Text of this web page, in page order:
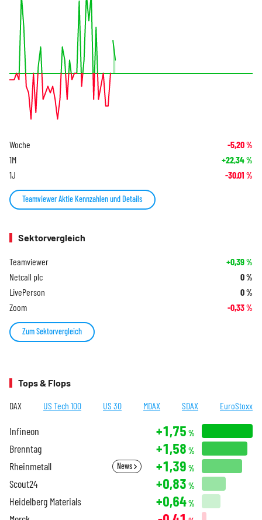
Woche -5,20%
1M +22,34%
1J -30,01 %
Teamviewer Aktie Kennzahlen und Details
Sektorvergleich
Teamviewer +0,39%
Netcall plc 0%
LivePerson 0%
Zoom -0,33%
Zum Sektorvergleich
Tops & Flops
DAX US Tech 100 US 30 MDAX SDAX EuroStoxx
Infineon +1,75 %
Brenntag +1,58 %
Rheinmetall News +1,39 %
Scout24 +0,83 %
Heidelberg Materials +0,64%